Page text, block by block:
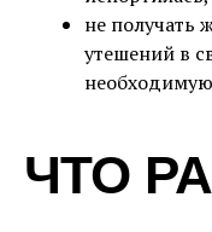
не получать
утешений в
ЧТО